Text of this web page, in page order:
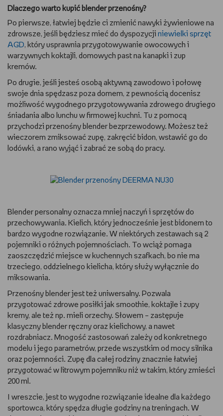
Dlaczego warto kupić blender przenośny?
Po pierwsze, łatwiej będzie ci zmienić nawyki żywieniowe na
zdrowsze, jeśli będziesz mieć do dyspozycji niewielki sprzęt
AGD, który usprawnia przygotowywanie owocowych i
warzywnych koktajli, domowych past na kanapki i zup
kremów.
Po drugie, jeśli jesteś osobą aktywną zawodowo i połowę
swoje dnia spędzasz poza domem, z pewnością docenisz
możliwość wygodnego przygotowywania zdrowego drugiego
śniadania albo lunchu w firmowej kuchni. Tu z pomocą
przychodzi przenośny blender bezprzewodowy. Możesz też
wieczorem zmiksować zupę, zakręcić bidon, wstawić go do
lodówki, a rano wyjąć i zabrać ze sobą do pracy.
Blender personalny oznacza mniej naczyń i sprzętów do
przechowywania. Kielich, który jednocześnie jest bidonem to
bardzo wygodne rozwiązanie. W niektórych zestawach są 2
pojemniki o różnych pojemnościach. To wciąż pomaga
zaoszczędzić miejsce w kuchennych szafkach, bo nie ma
trzeciego, oddzielnego kielicha, który służy wyłącznie do
miksowania.
Przenośny blender jest też uniwersalny. Pozwala
przygotować zdrowe posiłki jak smoothie, koktajle i zupy
kremy, ale też np. mieli orzechy. Słowem – zastępuje
klasyczny blender ręczny oraz kielichowy, a nawet
rozdrabniacz. Mnogość zastosowań zależy od konkretnego
modelu i jego parametrów, przede wszystkim od mocy silnika
oraz pojemności. Zupę dla całej rodziny znacznie łatwiej
przygotować w litrowym pojemniku niż w takim, który zmieści
200 ml.
I wreszcie, jest to wygodne rozwiązanie idealne dla każdego
sportowca, który spędza długie godziny na treningach. W